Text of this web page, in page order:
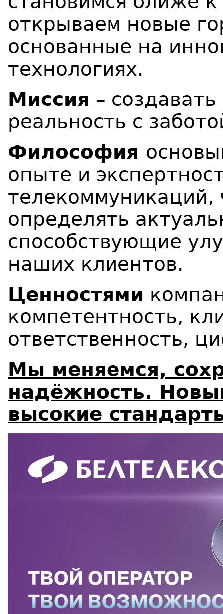
открываем новые
основанные на
технологиях.
Миссия –
реальность с
Философия
опыте и
телекоммуникаций,
определять
способствующие
наших клиентов.
Ценностями
компетентность,
ответственность,
Мы меняемся,
надёжность.
высокие